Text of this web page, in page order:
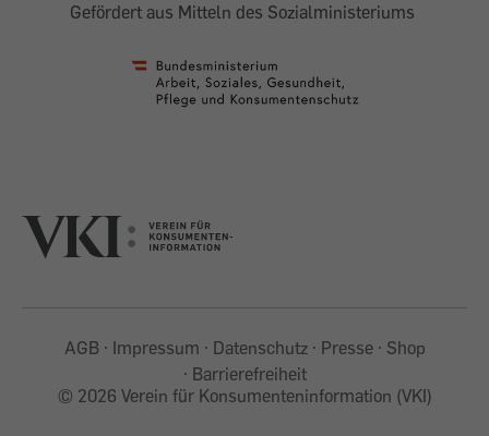
Gefördert aus Mitteln des Sozialministeriums
AGB Impressum Datenschutz Presse
Shop
Barrierefreiheit
© 2026 Verein für Konsumenteninformation (VKI)